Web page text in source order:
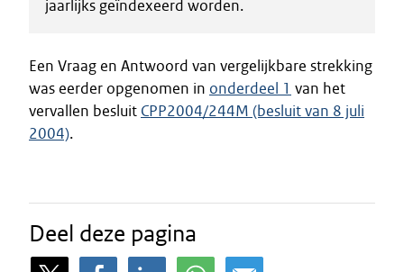
jaarlijks geïndexeerd worden.
Een Vraag en Antwoord van vergelijkbare strekking
was eerder opgenomen in onderdeel 1 van het
vervallen besluit CPP2004/244M (besluit van 8 juli
2004).
Deel deze pagina